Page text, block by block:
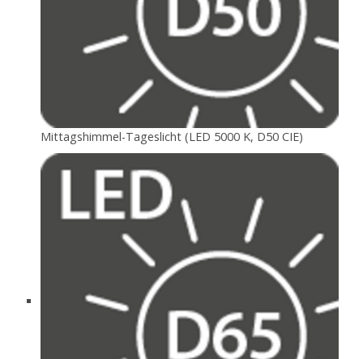
Mittagshimmel-Tageslicht (LED 5000 K, D50 CIE)